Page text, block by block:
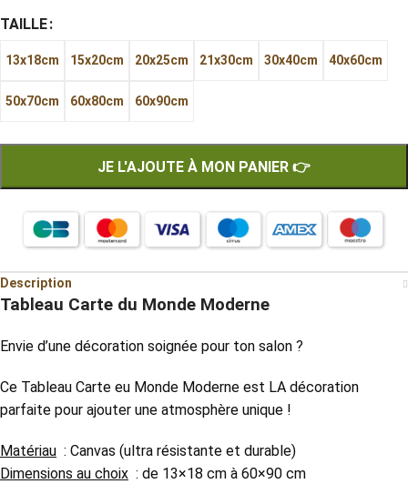
TAILLE
13x18cm 15x20cm 20x25cm 21x30cm 30x40cm 40x60cm
50x70cm 60x80cm 60x90cm
JE L'AJOUTE À MON PANIER 👉
Description
Tableau Carte du Monde Moderne
Envie d’une décoration soignée pour ton salon ?
Ce Tableau Carte eu Monde Moderne est LA décoration
parfaite pour ajouter une atmosphère unique !
Matériau : Canvas (ultra résistante et durable)
Dimensions au choix : de 13×18 cm à 60×90 cm